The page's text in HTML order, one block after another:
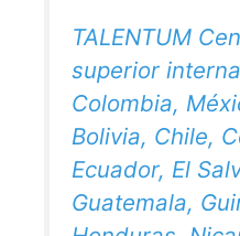
TALENTUM
superior
Colombia,
Bolivia, Chile,
Ecuador, El
Guatemala,